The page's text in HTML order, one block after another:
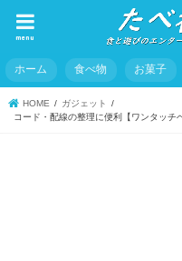
menu
ホーム 食べ物 お菓子
HOME
ガジェット
コード・配線の整理に便利【ワンタッチ